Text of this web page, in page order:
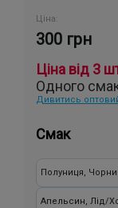
Ціна:
300 грн
Ціна від 3
Одного
Дивитись
Смак
Полуниця,
Апельсин, Лід/